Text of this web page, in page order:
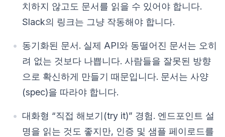
치하지 않고도 문서를 읽을 수 있어야 합니다.
Slack의 링크는 그냥 작동해야 합니다.
동기화된 문서. 실제 API와 동떨어진 문서는 오히
려 없는 것보다 나쁩니다. 사람들을 잘못된 방향
으로 확신하게 만들기 때문입니다. 문서는 사양
(spec)을 따라야 합니다.
대화형 “직접 해보기(try it)” 경험. 엔드포인트 설
명을 읽는 것도 좋지만, 인증 및 샘플 페이로드를